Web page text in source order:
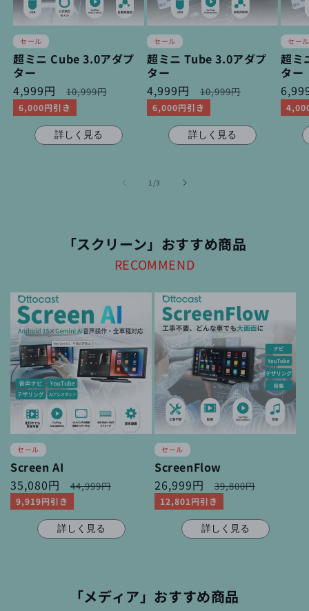
セール
超ミニ Cube 3.0アダプ
ター
セ
ー
ル
4,999円
通
常
価
格
10,999円
6,000円引き
詳しく見る
セール
超ミニ Tube 3.0アダプ
ター
セ
ー
ル
4,999円
通
常
価
格
10,999円
6,000円引き
詳しく見る
セール
超ミ
ター
セ
ー
ル
1 /の
3
「スクリーン」おすすめ商品
RECOMMEND
セール
Screen AI
セ
ー
ル
35,080円
通
価
格
44,999円
9,919円引き
詳しく見る
セール
ScreenFlow
セ
ー
ル
26,999円
通
常
価
格
39,800円
12,801円引き
詳しく見る
「メディア」おすすめ商品